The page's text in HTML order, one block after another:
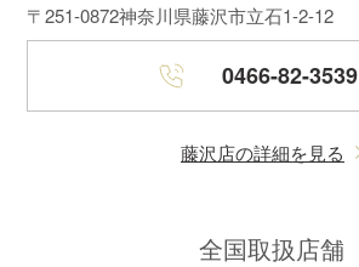
〒251-0872神奈川県藤沢市立石1-2-12
0466-82-3539
藤沢店の詳細を見る
全国取扱店舗